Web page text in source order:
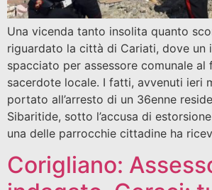
Una vicenda tanto insolita quanto
riguardato la città di Cariati, dove un
spacciato per assessore comunale
sacerdote locale. I fatti, avvenuti ieri
portato all’arresto di un 36enne
Sibaritide, sotto l’accusa di
una delle parrocchie cittadine ha
Corigliano: